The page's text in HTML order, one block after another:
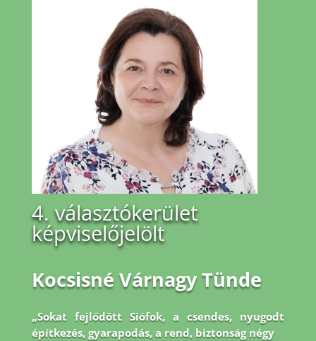
4. választókerület
képviselőjelölt
Kocsisné Várnagy Tünde
„Sokat fejlődött Siófok, a csendes, nyugodt
építkezés, gyarapodás, a rend, biztonság négy